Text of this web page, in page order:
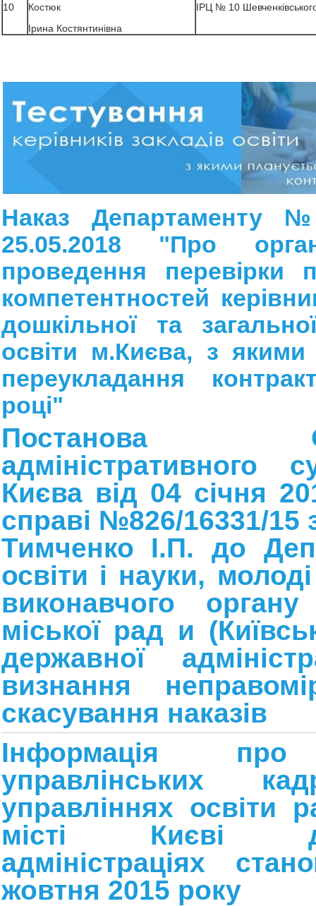
10
Костюк
Ірина Костянтинівна
ІРЦ № 10
Наказ Департаменту
25.05.2018 "Про
проведення перевірки
компетентностей
дошкільної та
освіти м.Києва, з якими
переукладання
році"
Постанова
адміністративного
Києва від 04 січня
справі №826/16331/15
Тимченко І.П. до
освіти і науки,
виконавчого органу
міської рад и
державної
визнання
скасування наказів
Інформація
управлінських
управліннях освіти
місті Києві
адміністраціях
жовтня 2015 року